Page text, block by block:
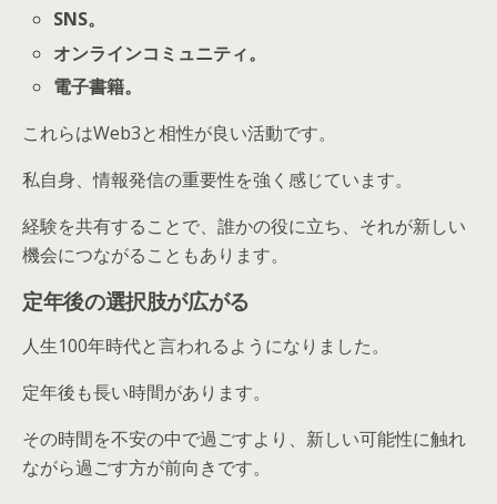
SNS。
オンラインコミュニティ。
電子書籍。
これらはWeb3と相性が良い活動です。
私自身、情報発信の重要性を強く感じています。
経験を共有することで、誰かの役に立ち、それが新しい
機会につながることもあります。
定年後の選択肢が広がる
人生100年時代と言われるようになりました。
定年後も長い時間があります。
その時間を不安の中で過ごすより、新しい可能性に触れ
ながら過ごす方が前向きです。